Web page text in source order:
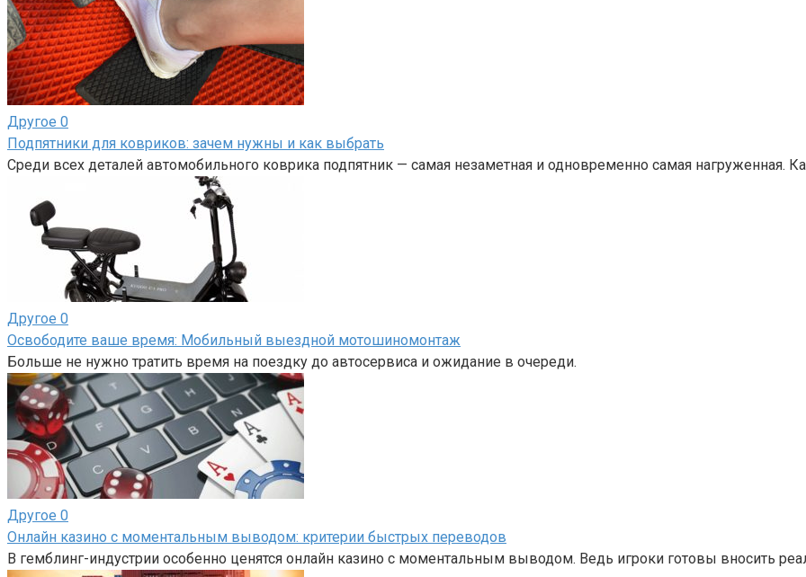
Другое 0
Подпятники для ковриков: зачем нужны и как выбрать
Среди всех деталей автомобильного коврика подпятник — самая незаметная и одновременно самая нагруженная.
Другое 0
Освободите ваше время: Мобильный выездной мотошиномонтаж
Больше не нужно тратить время на поездку до автосервиса и ожидание в очереди.
Другое 0
Онлайн казино с моментальным выводом: критерии быстрых переводов
В гемблинг-индустрии особенно ценятся онлайн казино с моментальным выводом. Ведь игроки готовы вносить